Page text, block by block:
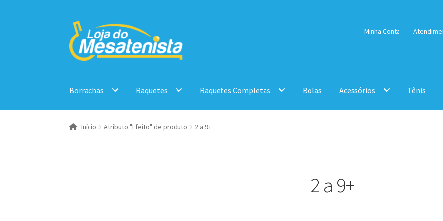
Pular
para
navegação
Pular
para
o
conteúdo
Minha Conta
Borrachas Raquetes Raquetes Completas Bolas Acessórios Tênis
Início Atributo "Efeito" de produto 2 a 9+
2 a 9+